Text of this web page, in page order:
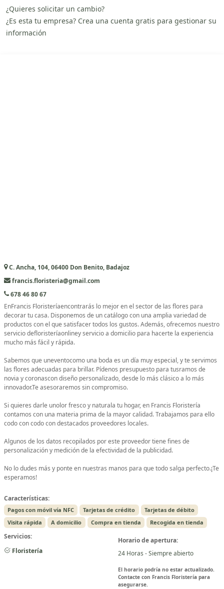
¿Quieres solicitar un cambio?
¿Es esta tu empresa? Crea una cuenta gratis para gestionar su
información
C. Ancha, 104, 06400 Don Benito, Badajoz
francis.floristeria@gmail.com
678 46 80 67
EnFrancis Floristeríaencontrarás lo mejor en el sector de las flores para
decorar tu casa. Disponemos de un catálogo con una amplia variedad de
productos con el que satisfacer todos los gustos. Además, ofrecemos nuestro
servicio defloristeríaonliney servicio a domicilio para hacerte la experiencia
mucho más fácil y rápida.
Sabemos que uneventocomo una boda es un día muy especial, y te servimos
las flores adecuadas para brillar. Pídenos presupuesto para tusramos de
novia y coronascon diseño personalizado, desde lo más clásico a lo más
innovador.Te asesoraremos sin compromiso.
Si quieres darle unolor fresco y naturala tu hogar, en Francis Floristería
contamos con una materia prima de la mayor calidad. Trabajamos para ello
codo con codo con destacados proveedores locales.
Algunos de los datos recopilados por este proveedor tiene fines de
personalización y medición de la efectividad de la publicidad.
No lo dudes más y ponte en nuestras manos para que todo salga perfecto.¡Te
esperamos!
Características:
Pagos con móvil vía NFC Tarjetas de crédito
Tarjetas de débito
Visita rápida
A domicilio Compra en tienda Recogida en tienda
Servicios:
Floristería
Horario de apertura:
24 Horas - Siempre abierto
El horario podría no estar actualizado.
Contacte con Francis Floristería para
asegurarse.